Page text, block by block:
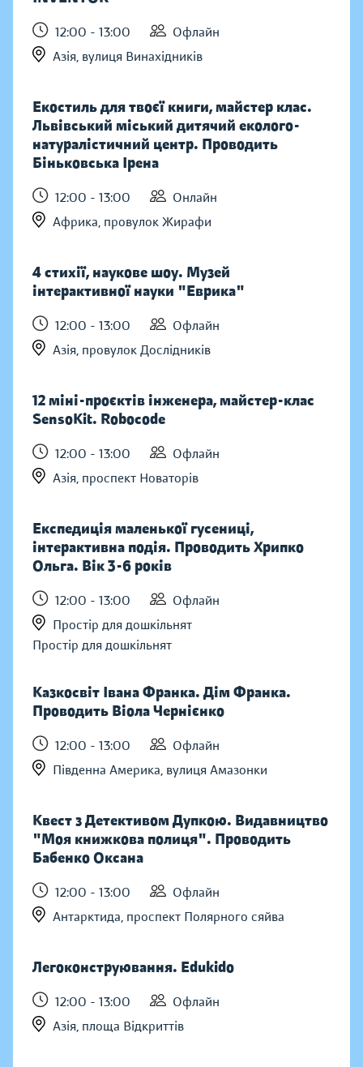
12:00 - 13:00
Офлайн
Азія, вулиця Винахідників
Екостиль для твоєї книги, майстер клас.
Львівський міський дитячий еколого-
натуралістичний центр. Проводить
Біньковська Ірена
12:00 - 13:00
Онлайн
Африка, провулок Жирафи
4 стихії, наукове шоу. Музей
інтерактивної науки "Еврика"
12:00 - 13:00
Офлайн
Азія, провулок Дослідників
12 міні-проєктів інженера, майстер-клас
SensoKit. Robocode
12:00 - 13:00
Офлайн
Азія, проспект Новаторів
Експедиція маленької гусениці,
інтерактивна подія. Проводить Хрипко
Ольга. Вік 3-6 років
12:00 - 13:00
Офлайн
Простір для дошкільнят
Простір для дошкільнят
Казкосвіт Івана Франка. Дім Франка.
Проводить Віола Чернієнко
12:00 - 13:00
Офлайн
Південна Америка, вулиця Амазонки
Квест з Детективом Дупкою. Видавництво
"Моя книжкова полиця". Проводить
Бабенко Оксана
12:00 - 13:00
Офлайн
Антарктида, проспект Полярного сяйва
Легоконструювання. Edukido
12:00 - 13:00
Офлайн
Азія, площа Відкриттів